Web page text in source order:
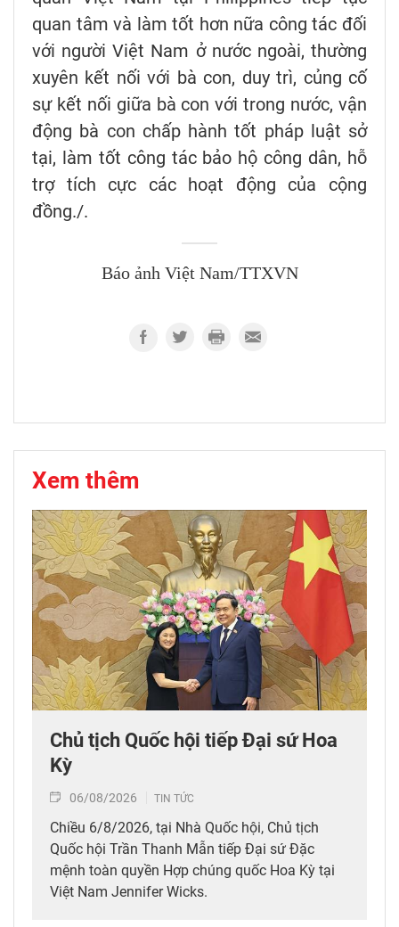
quan tâm và làm tốt hơn nữa công tác đối
với người Việt Nam ở nước ngoài, thường
xuyên kết nối với bà con, duy trì, củng cố
sự kết nối giữa bà con với trong nước, vận
động bà con chấp hành tốt pháp luật sở
tại, làm tốt công tác bảo hộ công dân, hỗ
trợ tích cực các hoạt động của cộng
đồng./.
Báo ảnh Việt Nam/TTXVN
Xem thêm
Chủ tịch Quốc hội tiếp Đại sứ Hoa
Kỳ
06/08/2026 TIN TỨC
Chiều 6/8/2026, tại Nhà Quốc hội, Chủ tịch
Quốc hội Trần Thanh Mẫn tiếp Đại sứ Đặc
mệnh toàn quyền Hợp chúng quốc Hoa Kỳ tại
Việt Nam Jennifer Wicks.